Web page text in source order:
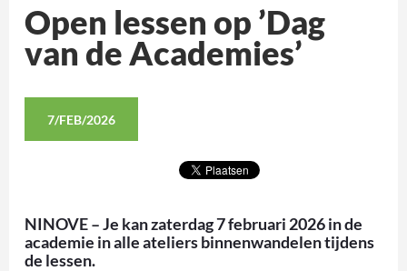
Open lessen op ’Dag
van de Academies’
7/FEB/2026
NINOVE – Je kan zaterdag 7 februari 2026 in de
academie in alle ateliers binnenwandelen tijdens
de lessen.